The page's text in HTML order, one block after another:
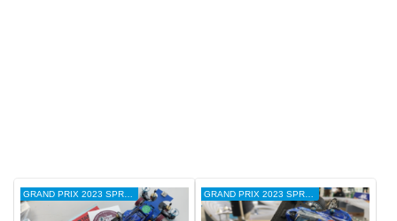
GRAND PRIX 2023 SPRING